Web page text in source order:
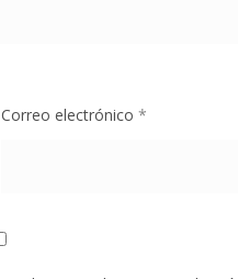
Correo electrónico *